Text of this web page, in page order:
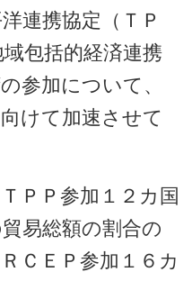
連携協定（ＴＰ
包括的経済連携
参加について、
けて加速させて
ＰＰ参加１２カ国
易総額の割合の
ＣＥＰ参加１６カ